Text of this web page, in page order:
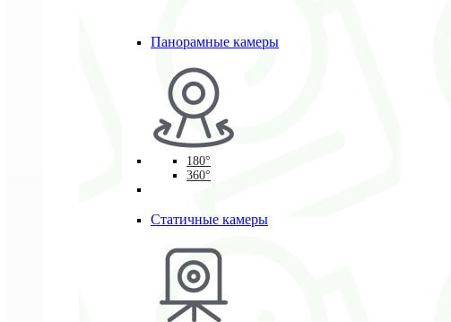
Панорамные камеры
180°
360°
Статичные камеры